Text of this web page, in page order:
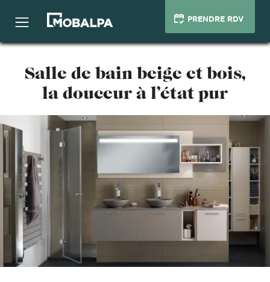
PRENDRE RDV
Salle de bain beige et bois,
la douceur à l’état pur